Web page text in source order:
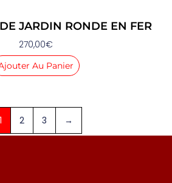
JARDIN RONDE EN FER
270,00€
Au Panier
1 2 3 →